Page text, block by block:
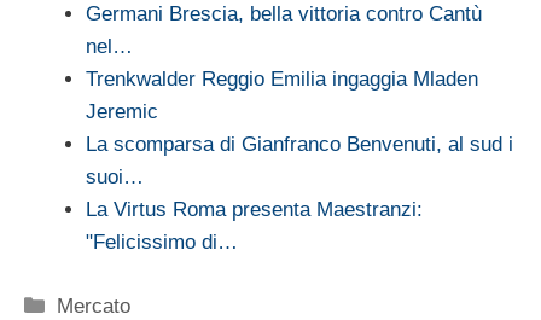
Germani Brescia, bella vittoria contro Cantù
nel…
Trenkwalder Reggio Emilia ingaggia Mladen
Jeremic
La scomparsa di Gianfranco Benvenuti, al sud i
suoi…
La Virtus Roma presenta Maestranzi:
"Felicissimo di…
Categorie
Mercato